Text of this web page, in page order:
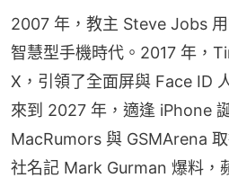
2007 年，教主 Steve Jobs
智慧型手機時代。2017 年，
X，引領了全面屏與 Face ID
來到 2027 年，適逢 iPhone
MacRumors 與 GSMArena
社名記 Mark Gurman 爆料，